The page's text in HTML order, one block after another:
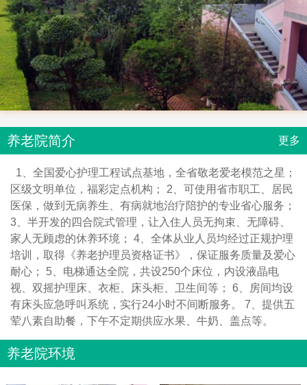
养老院简介 更多
1、全国爱心护理工程试点基地，全省敬老爱老模范之星；
区级文明单位，福彩定点机构； 2、可使用省市职工、居民
医保，做到无病养生、有病就地治疗陪护的专业省心服务；
3、半开发的四合院式管理，让入住人员无拘束、无障碍、
家人无顾虑的休养环境； 4、全体从业人员均经过正规护理
培训，取得《养老护理员资格证书》，保证服务质量及爱心
耐心； 5、电梯通达全院，共设250个床位，内设液晶电
视、双摇护理床、衣柜、床头柜、卫生间等； 6、房间均设
有床头应急呼叫系统，实行24小时不间断服务。 7、提供五
荤八素自助餐，下午不定期供应水果、牛奶、盖点等。
养老院环境